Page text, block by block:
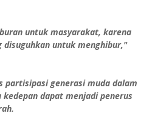
untuk masyarakat, karena
disuguhkan untuk menghibur,"
partisipasi generasi muda dalam
dapat menjadi penerus